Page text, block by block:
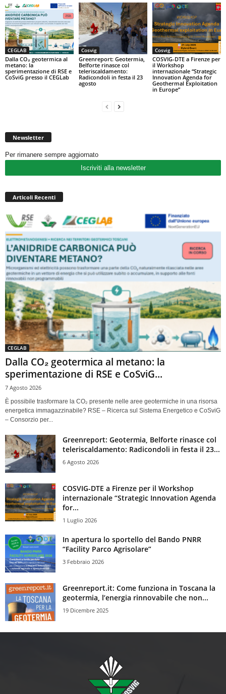
CEGLAB
Dalla CO₂ geotermica al
metano: la
sperimentazione di RSE e
CoSviG presso il CEGLab
Cosvig
Greenreport: Geotermia,
Belforte rinasce col
teleriscaldamento:
Radicondoli in festa il 23
agosto
Cosvig
COSVIG-DTE a Firenze per
il Workshop
internazionale “Strategic
Innovation Agenda for
Geothermal Exploitation
in Europe”
Newsletter
Per rimanere sempre aggiornato
Iscriviti alla newsletter
Articoli Recenti
CEGLAB
Dalla CO₂ geotermica al metano: la
sperimentazione di RSE e CoSviG...
7 Agosto 2026
È possibile trasformare la CO₂ presente nelle aree geotermiche in una risorsa
energetica immagazzinabile? RSE – Ricerca sul Sistema Energetico e CoSviG
– Consorzio per...
Greenreport: Geotermia, Belforte rinasce col
teleriscaldamento: Radicondoli in festa il 23...
6 Agosto 2026
COSVIG-DTE a Firenze per il Workshop
internazionale “Strategic Innovation Agenda
for...
1 Luglio 2026
In apertura lo sportello del Bando PNRR
“Facility Parco Agrisolare”
3 Febbraio 2026
Greenreport.it: Come funziona in Toscana la
geotermia, l’energia rinnovabile che non...
19 Dicembre 2025